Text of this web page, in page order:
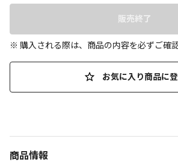
販売終了
※ 購入される際は、商品の内容を必ずご確認
お気に入り商品に
商品情報